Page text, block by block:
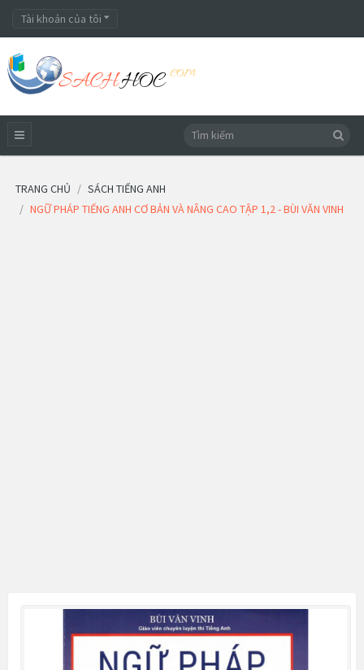
Tài khoản của tôi
TRANG CHỦ
SÁCH TIẾNG ANH
NGỮ PHÁP TIẾNG ANH CƠ BẢN VÀ NÂNG CAO TẬP 1,2 - BÙI VĂN VINH